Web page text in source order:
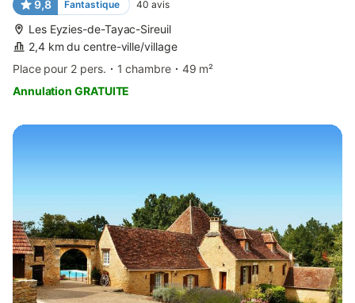
9,8 Fantastique 40 avis
Les Eyzies-de-Tayac-Sireuil
2,4 km du centre-ville/village
Place pour 2 pers.
1 chambre
49 m²
Annulation GRATUITE